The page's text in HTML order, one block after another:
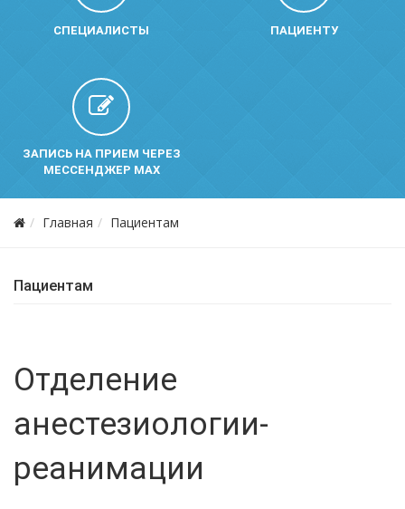
СПЕЦИАЛИСТЫ ПАЦИЕНТУ
ЗАПИСЬ НА ПРИЕМ ЧЕРЕЗ
МЕССЕНДЖЕР MAX
Главная Пациентам
Пациентам
Отделение
анестезиологии-
реанимации